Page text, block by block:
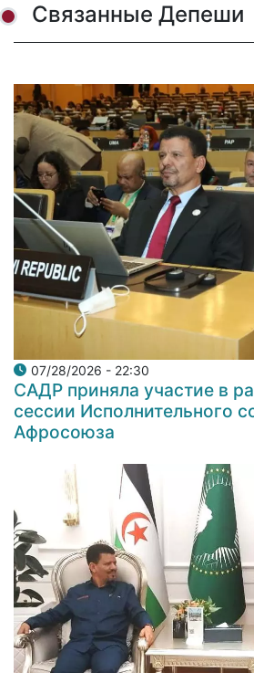
Связанные Депеши
07/28/2026 - 22:30
САДР приняла участие в
сессии Исполнительного
Афросоюза